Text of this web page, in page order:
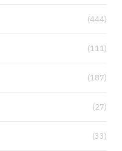
(444)
(111)
(187)
(27)
(33)